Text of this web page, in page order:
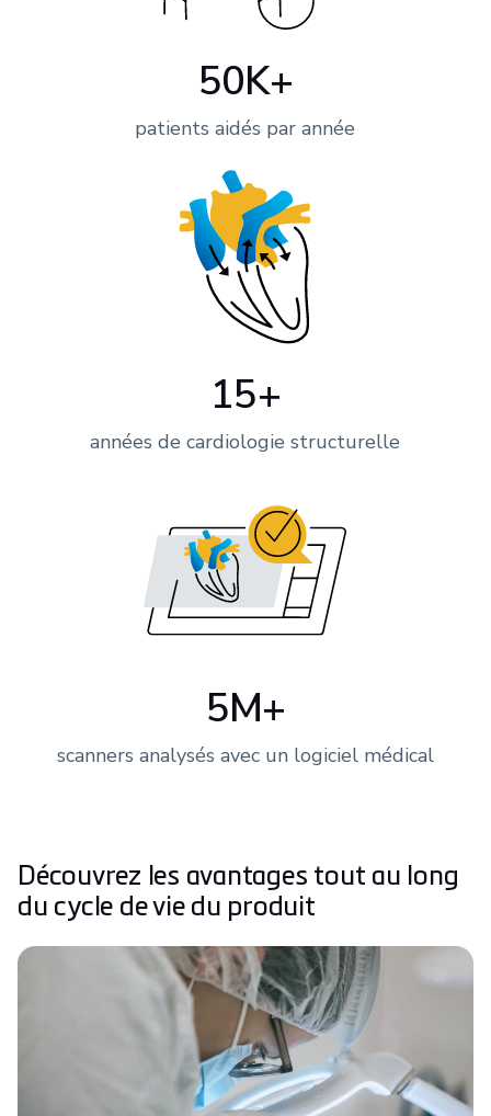
50K+
patients aidés par année
15+
années de cardiologie structurelle
5M+
scanners analysés avec un logiciel médical
Découvrez les avantages tout au long
du cycle de vie du produit